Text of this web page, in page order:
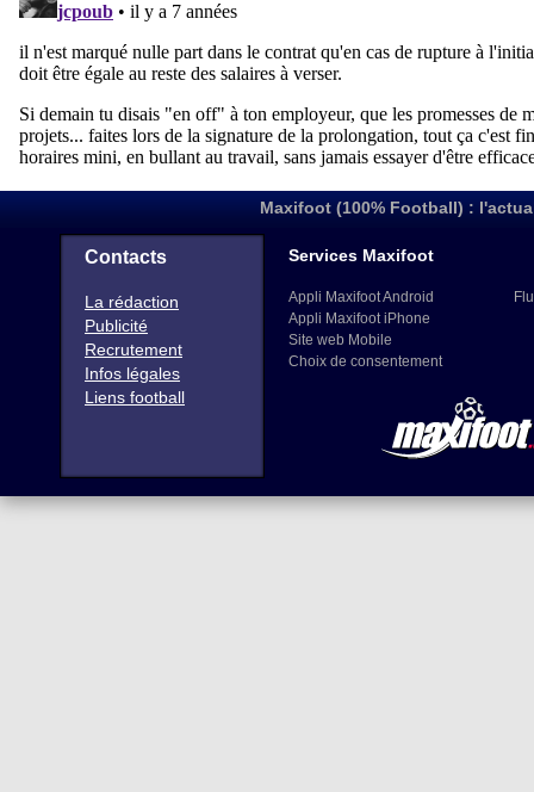
Maxifoot (100% Football) :
Contacts
La rédaction
Publicité
Recrutement
Infos légales
Liens football
Services Maxifoot
Appli Maxifoot Android
Appli Maxifoot iPhone
Site web Mobile
Choix de consentement